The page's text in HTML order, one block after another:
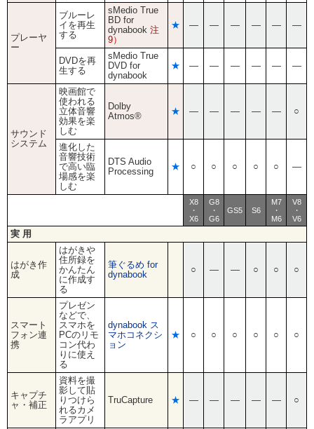
プレーヤ
ー
ブルーレ
イを再生
する
sMedio True
BD for
dynabook 注
9）
★ ― ― ― ― ― ―
DVDを再
生する
sMedio True
DVD for
dynabook
★ ― ― ― ― ― ―
サウンド
システム
映画館で
使われる
立体音響
効果を楽
しむ
Dolby
Atmos®
★ ― ― ― ― ― ○
進化した
音響技術
で高い臨
場感を楽
しむ
DTS Audio
Processing
★ ○ ○ ○ ○ ○ ―
X8
・
X6
G8
・
G6
GS5 S6
M7
・
M6
V8
・
V6
実 用
はがき作
成
はがきや
住所録を
かんたん
に作成す
る
筆ぐるめ for
dynabook
○ ― ― ○ ○ ○
スマート
フォン連
携
プレゼン
などで、
スマホを
PCのリモ
コン代わ
りに使え
る
dynabook ス
マホコネクシ
ョン
★ ○ ○ ○ ○ ○ ○
キャプチ
ャ・補正
資料を撮
影して貼
りつけら
れるカメ
ラアプリ
TruCapture ★ ― ― ― ― ― ○